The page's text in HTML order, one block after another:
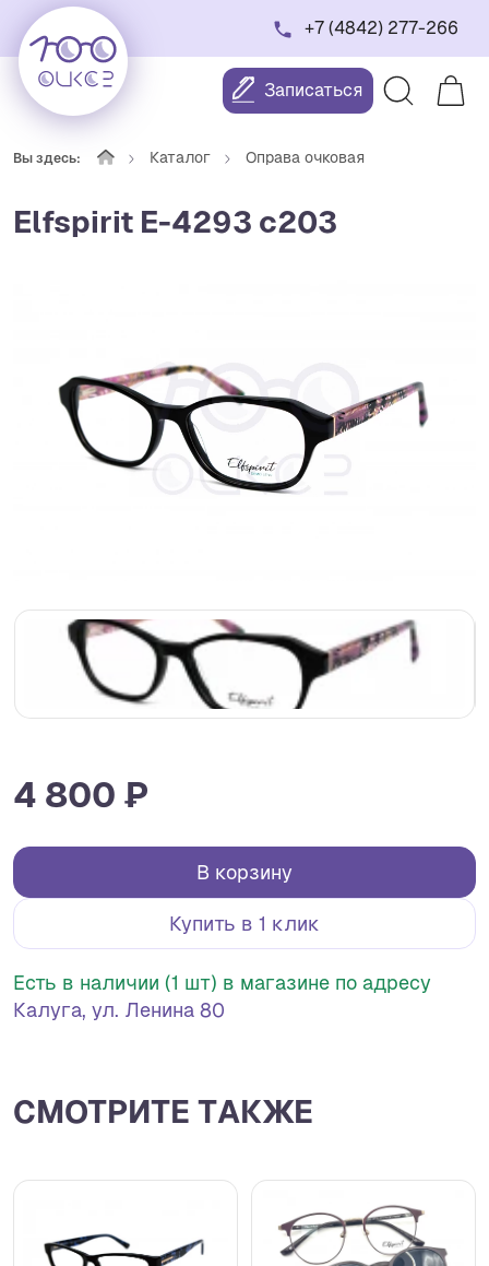
+7 (4842) 277-266
Записаться
Вы здесь: Каталог Оправа очковая
Elfspirit Е-4293 c203
4 800 ₽
В корзину
Купить в 1 клик
Есть в наличии (1 шт) в магазине по адресу
Калуга, ул. Ленина 80
СМОТРИТЕ ТАКЖЕ